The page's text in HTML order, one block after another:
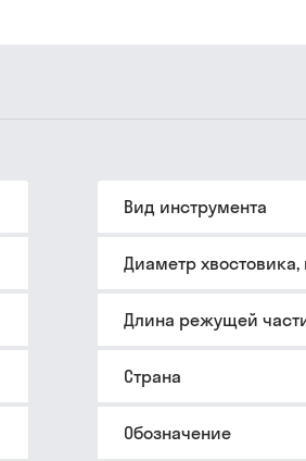
Вид инструмента
Диаметр
Длина режущей
Страна
Обозначение